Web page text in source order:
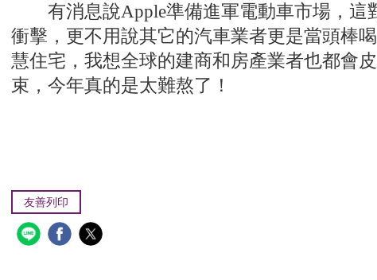
有消息說Apple準備進軍電動車市場，這
衝擊，更不用說其它的汽車業者更是當頭棒
慧住宅，我想全球的建商和房產業者也都會
束，今年真的是太難熬了！
友善列印